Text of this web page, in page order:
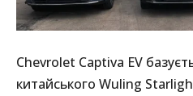
Chevrolet Captiva EV
китайського Wuling